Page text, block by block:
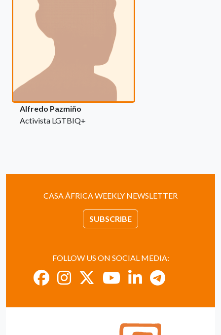
Alfredo Pazmiño
Activista LGTBIQ+
CASA ÁFRICA WEEKLY NEWSLETTER
SUBSCRIBE
FOLLOW US ON SOCIAL MEDIA: